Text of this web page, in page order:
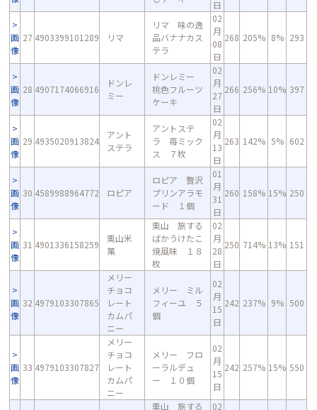
日
画
像
27 4903399101289 リマ
リマ 味の逸
品バナナカス
テラ
02
月
08
日
268 205% 8% 293
画
像
28 4907174066916
ドンレ
ミー
ドンレミー
桃色フルーツ
ケーキ
02
月
27
日
266 256% 10% 397
画
像
29 4935020913824
アント
ステラ
アントステ
ラ 苺ミック
ス ７枚
02
月
13
日
263 142% 5% 602
画
像
30 4589988964772 ロピア
ロピア 贅沢
プリンアラモ
ード １個
01
月
31
日
260 158% 15% 250
画
像
31 4901336158259
栗山米
菓
栗山 旅する
ばかうけたこ
焼風味 １８
枚
02
月
28
日
250 714% 13% 151
画
像
32 4979103307865
メリー
チョコ
レート
カムパ
ニー
メリー ミル
フィーユ ５
個
02
月
15
日
242 237% 9% 500
画
像
33 4979103307827
メリー
チョコ
レート
カムパ
ニー
メリー フロ
ーラルデュ
ー １０個
02
月
15
日
242 257% 15% 550
栗山 旅する
02